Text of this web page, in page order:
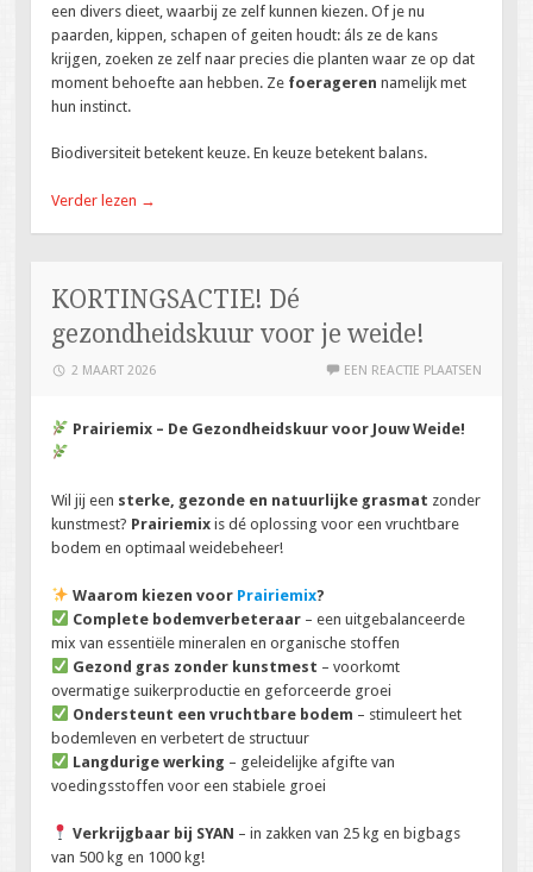
een divers dieet, waarbij ze zelf kunnen kiezen. Of je nu
paarden, kippen, schapen of geiten houdt: áls ze de kans
krijgen, zoeken ze zelf naar precies die planten waar ze op dat
moment behoefte aan hebben. Ze foeragerennamelijk met
hun instinct.
Biodiversiteit betekent keuze. En keuze betekent balans.
Verder lezen →
KORTINGSACTIE! Dé
gezondheidskuur voor je weide!
2 MAART 2026 EEN REACTIE PLAATSEN
Prairiemix – De Gezondheidskuur voor Jouw Weide!
Wil jij een sterke, gezonde en natuurlijke grasmat zonder
kunstmest? Prairiemix is dé oplossing voor een vruchtbare
bodem en optimaal weidebeheer!
Waarom kiezen voor Prairiemix?
Complete bodemverbeteraar – een uitgebalanceerde
mix van essentiële mineralen en organische stoffen
Gezond gras zonder kunstmest – voorkomt
overmatige suikerproductie en geforceerde groei
Ondersteunt een vruchtbare bodem – stimuleert het
bodemleven en verbetert de structuur
Langdurige werking – geleidelijke afgifte van
voedingsstoffen voor een stabiele groei
Verkrijgbaar bij SYAN – in zakken van 25 kg en bigbags
van 500 kg en 1000 kg!